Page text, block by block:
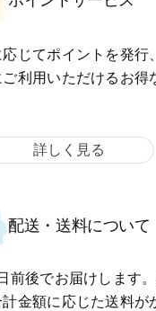
じてポイントを発行
利用いただけるお得
詳しく見る
配送・送料について
前後でお届けします
金額に応じた送料が